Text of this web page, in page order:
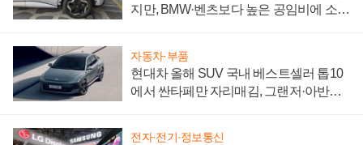
지만, BMW·벤츠보다 높은 공임비에 소비
자동차·부품
현대차 올해 SUV 국내 베스트셀러 톱10
에서 싼타페만 자리매김, 그랜저·아반떼
전자·전기·정보통신